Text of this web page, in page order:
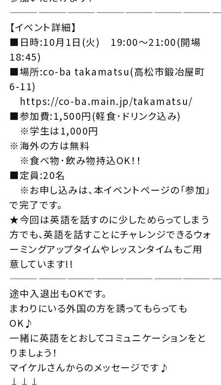
【イベント詳細】
■日時:10月1日(火) 19:00～21:00(開場
18:45)
■場所:co-ba takamatsu(高松市鍛冶屋町
6-11)
https://co-ba.main.jp/takamatsu/
■参加費:1,500円(軽食･ドリンク込み)
※学生は1,000円
※海外の方は無料
※食べ物･飲み物持込OK！！
■定員:20名
※お申し込みは、本イベントページの「参加」
で完了です。
★今回は英語を話すのに少しためらってしまう
方でも、英語を話すことにチャレンジできるウォ
ーミングアップタイムやレッスンタイムもご用
意しています!!
途中入退出もOKです。
まわりにいる外国の方を誘ってもらっても
OK♪
一緒に英語をとおしてコミュニケーションをと
りましょう！
マイケルさんからのメッセージです♪